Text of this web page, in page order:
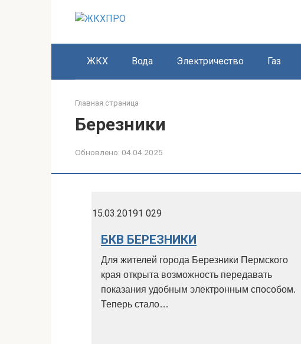
ЖКХ Вода Электричество Газ
Главная страница
Березники
Обновлено: 04.04.2025
15.03.20191 029
БКВ БЕРЕЗНИКИ
Для жителей города Березники Пермского
края открыта возможность передавать
показания удобным электронным способом.
Теперь стало…